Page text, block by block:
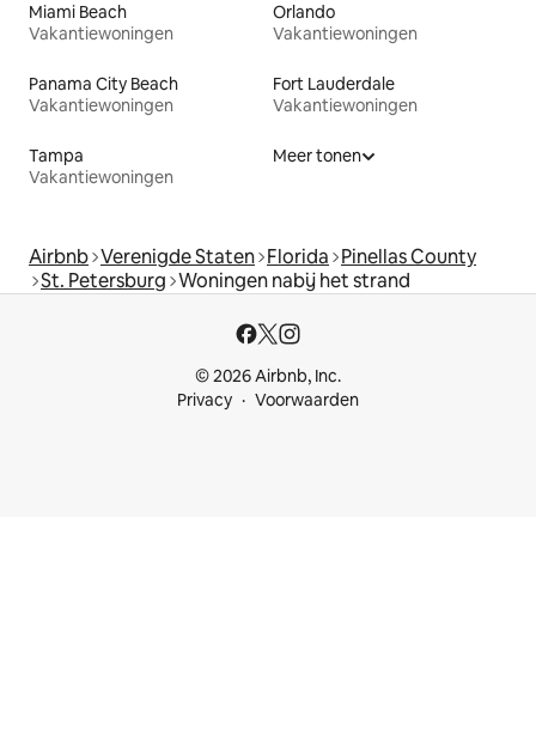
Miami Beach
Vakantiewoningen
Orlando
Vakantiewoningen
Panama City Beach
Vakantiewoningen
Fort Lauderdale
Vakantiewoningen
Tampa
Vakantiewoningen
Meer tonen
Airbnb Verenigde Staten Florida Pinellas County
St. Petersburg Woningen nabij het strand
© 2026 Airbnb, Inc.
Privacy
Voorwaarden